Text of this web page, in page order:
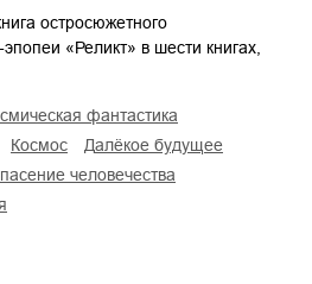
остросюжетного
«Реликт» в шести книгах,
фантастика
космос
далёкое будущее
спасение человечества